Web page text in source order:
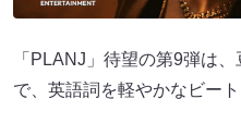
「PLANJ」待望の第9弾は
で、英語詞を軽やかなビート